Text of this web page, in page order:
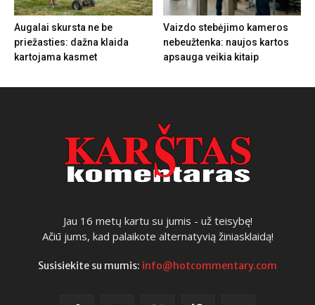
Augalai skursta ne be
priežasties: dažna klaida
kartojama kasmet
Vaizdo stebėjimo kameros
nebeužtenka: naujos kartos
apsauga veikia kitaip
Jau 16 metų kartu su jumis - už teisybę!
Ačiū jums, kad palaikote alternatyvią žiniasklaidą!
Susisiekite su mumis: info@hotcommentary.com